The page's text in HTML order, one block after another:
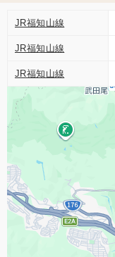
JR福知山線
JR福知山線
JR福知山線